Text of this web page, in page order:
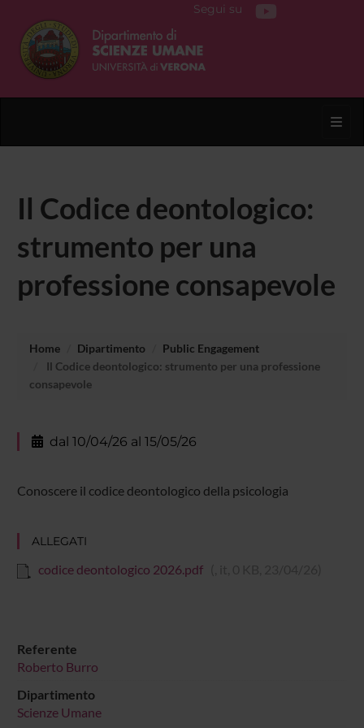
Segui su
Il Codice deontologico:
strumento per una
professione consapevole
Home Dipartimento
Public Engagement
Il Codice deontologico: strumento per una professione
consapevole
dal 10/04/26 al 15/05/26
Conoscere il codice deontologico della psicologia
ALLEGATI
codice deontologico 2026.pdf
Referente
Roberto Burro
Dipartimento
Scienze Umane